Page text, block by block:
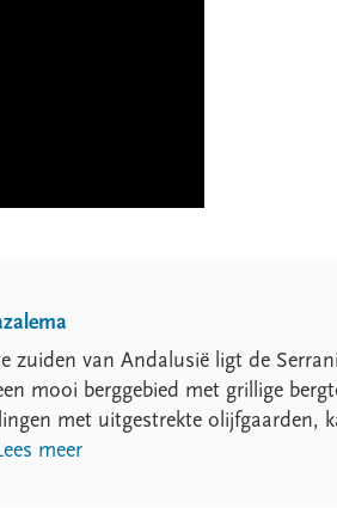
zuiden van Andalusië ligt de
mooi berggebied met grillige
met uitgestrekte olijfgaarden,
meer